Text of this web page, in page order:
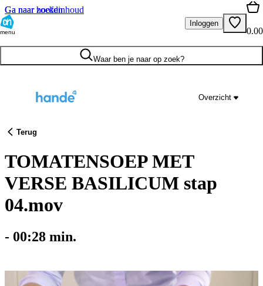
Ga naar hoofdinhoud
Ga naar zoeken
menu
Inloggen
0.00
Waar ben je naar op zoek?
Overzicht
Terug
TOMATENSOEP MET
VERSE BASILICUM stap
04.mov
- 00:28 min.